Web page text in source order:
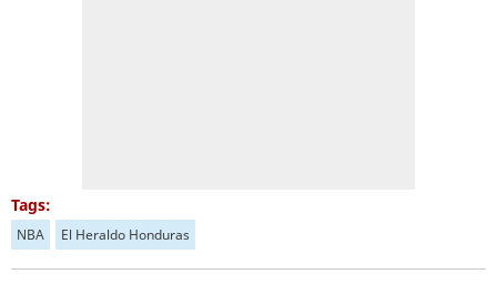
Tags:
NBA El Heraldo Honduras